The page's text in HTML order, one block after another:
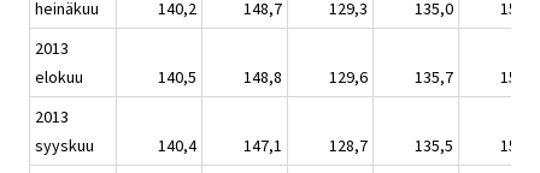
heinäkuu 140,2 148,7 129,3 135,0
150,9
2013
elokuu
140,5 148,8 129,6 135,7
151,2
2013
syyskuu
140,4 147,1 128,7 135,5
151,1